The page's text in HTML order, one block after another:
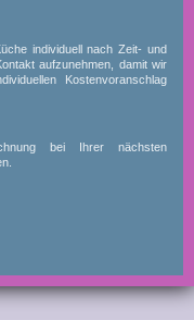
individuell nach Zeit- und
aufzunehmen, damit wir
Kostenvoranschlag
bei Ihrer nächsten